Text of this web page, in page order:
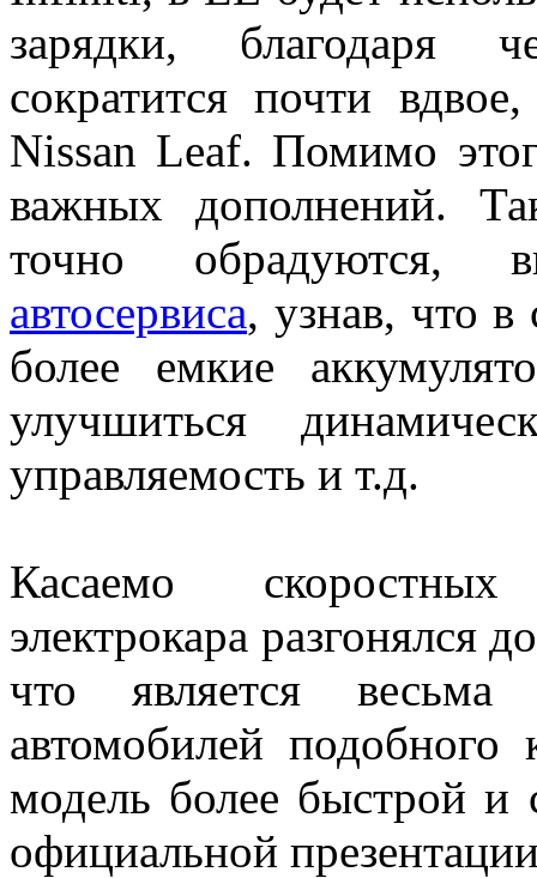
зарядки, благодаря
сократится почти
Nissan Leaf. Помимо
важных дополнений.
точно обрадуются,
автосервиса, узнав, что в
более емкие
улучшиться
управляемость и т.д.
Касаемо скоростных
электрокара разгонялся
что является весьма
автомобилей
модель более быстрой и
официальной